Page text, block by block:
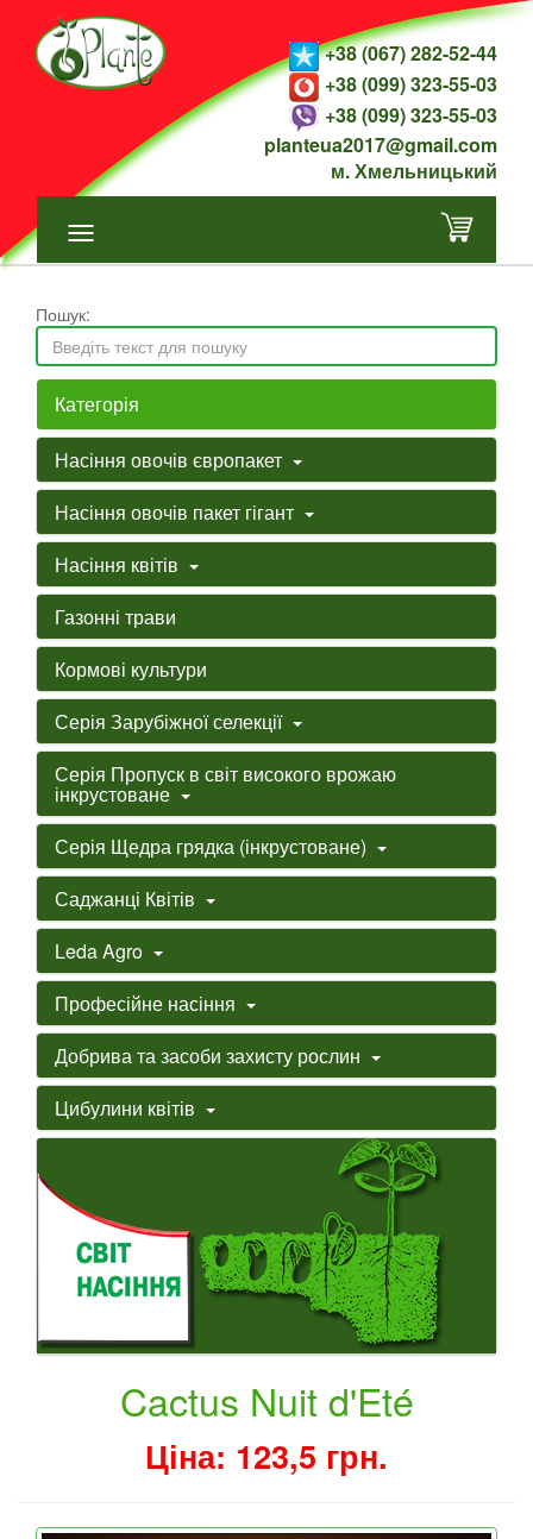
+38 (067) 282-52-44
+38 (099) 323-55-03
+38 (099) 323-55-03
planteua2017@gmail.com
м. Хмельницький
Пошук:
Категорія
Насіння овочів європакет
Насіння овочів пакет гігант
Насіння квітів
Газонні трави
Кормові культури
Серія Зарубіжної селекції
Серія Пропуск в світ високого врожаю
інкрустоване
Серія Щедра грядка (інкрустоване)
Саджанці Квітів
Leda Agro
Професійне насіння
Добрива та засоби захисту рослин
Цибулини квітів
Cactus Nuit d'Eté
Ціна: 123,5 грн.